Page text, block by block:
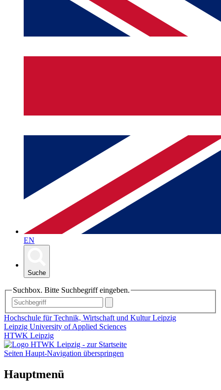
EN
Suche
Suchbox. Bitte Suchbegriff eingeben.
Hochschule für Technik, Wirtschaft und Kultur Leipzig
Leipzig University of Applied Sciences
HTWK Leipzig
Seiten Haupt-Navigation überspringen
Hauptmenü